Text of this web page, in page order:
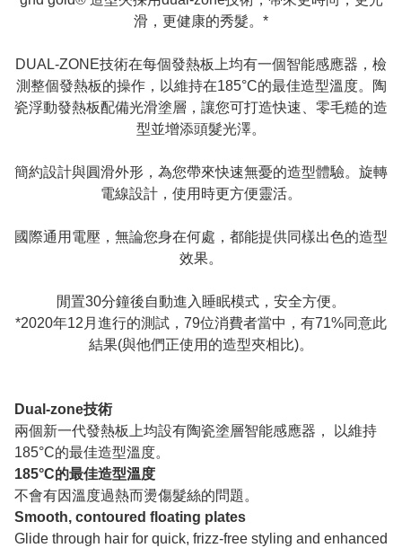
滑，更健康的秀髮。*
DUAL-ZONE技術在每個發熱板上均有一個智能感應器，檢
測整個發熱板的操作，以維持在185°C的最佳造型溫度。陶
瓷浮動發熱板配備光滑塗層，讓您可打造快速、零毛糙的造
型並增添頭髮光澤。
簡約設計與圓滑外形，為您帶來快速無憂的造型體驗。旋轉
電線設計，使用時更方便靈活。
國際通用電壓，無論您身在何處，都能提供同樣出色的造型
效果。
閒置30分鐘後自動進入睡眠模式，安全方便。
*2020年12月進行的測試，79位消費者當中，有71%同意此
結果(與他們正使用的造型夾相比)。
Dual-zone技術
兩個新一代發熱板上均設有陶瓷塗層智能感應器， 以維持
185°C的最佳造型溫度。
185°C的最佳造型溫度
不會有因溫度過熱而燙傷髮絲的問題。
Smooth, contoured floating plates
Glide through hair for quick, frizz-free styling and enhanced